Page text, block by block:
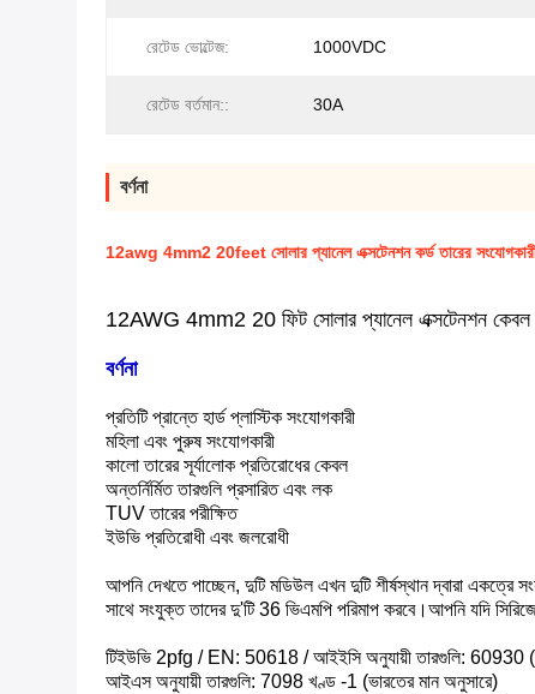
রেটেড ভোল্টেজ: 1000VDC
রেটেড বর্তমান:: 30A
বর্ণনা
12awg 4mm2 20feet সোলার প্যানেল এক্সটেনশন কর্ড তারের
12AWG 4mm2 20 ফিট সোলার প্যানেল এক্সটেনশন কেবল
বর্ণনা
প্রতিটি প্রান্তে হার্ড প্লাস্টিক সংযোগকারী
মহিলা এবং পুরুষ সংযোগকারী
কালো তারের সূর্যালোক প্রতিরোধের কেবল
অন্তর্নির্মিত তারগুলি প্রসারিত এবং লক
TUV তারের পরীক্ষিত
ইউভি প্রতিরোধী এবং জলরোধী
আপনি দেখতে পাচ্ছেন, দুটি মডিউল এখন দুটি শীর্ষস্থান দ্বারা একত্রে
সাথে সংযুক্ত তাদের দু'টি 36 ভিএমপি পরিমাপ করবে।আপনি যদি
টিইউভি 2pfg / EN: 50618 / আইইসি অনুযায়ী তারগুলি: 60930
আইএস অনুযায়ী তারগুলি: 7098 খণ্ড -1 (ভারতের মান অনুসারে)